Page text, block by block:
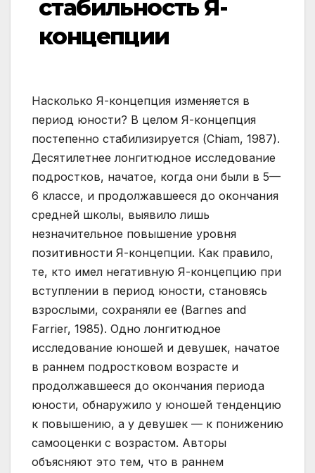
стабильность Я-
концепции
Насколько Я-концепция изменяется в
период юности? В целом Я-концепция
постепенно стабилизируется (Chiam, 1987).
Десятилетнее лонгитюдное исследование
подростков, начатое, когда они были в 5—
6 классе, и продолжавшееся до окончания
средней школы, выявило лишь
незначительное повышение уровня
позитивности Я-концепции. Как правило,
те, кто имел негативную Я-концепцию при
вступлении в период юности, становясь
взрослыми, сохраняли ее (Barnes and
Farrier, 1985). Одно лонгитюдное
исследование юношей и девушек, начатое
в раннем подростковом возрасте и
продолжавшееся до окончания периода
юности, обнаружило у юношей тенденцию
к повышению, а у девушек — к понижению
самооценки с возрастом. Авторы
объясняют это тем, что в раннем